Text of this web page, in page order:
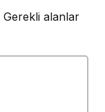
Gerekli alanlar